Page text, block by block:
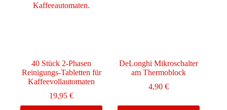
40 Stück 2-Phasen
Reinigungs-Tabletten für
Kaffeevollautomaten
19,95€
DeLonghi Mikroschalter
am Thermoblock
4,90€